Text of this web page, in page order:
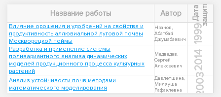
Название работы Автор Д
а
т
а
з
а
щ
и
т ы
Влияние орошения и удобрений на свойства и
продуктивность аллювиальной луговой почвы
Москворецкой поймы
Нзанов,
Абатбай
Джумабаевич
1999
Разработка и применение системы
поливариантного анализа динамических
моделей продукционного процесса культурных
растений
Медведев,
Сергей
Алексеевич
2014
Анализ устойчивости почв методами
математического моделирования
Давлетшина,
Миляуша
Рафаэлевна
2003